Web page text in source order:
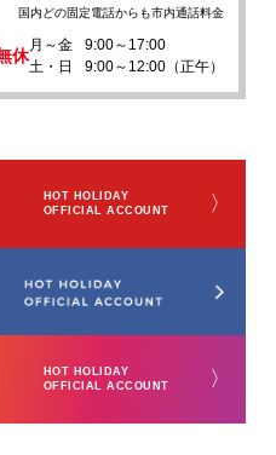
国内どの固定電話からも市内通話料金
休
月～金
9:00～17:00
土・日
9:00～12:00（正午）
HOT HOLIDAY
OFFICIAL ACCOUNT
〉
HOT HOLIDAY
OFFICIAL ACCOUNT
〉